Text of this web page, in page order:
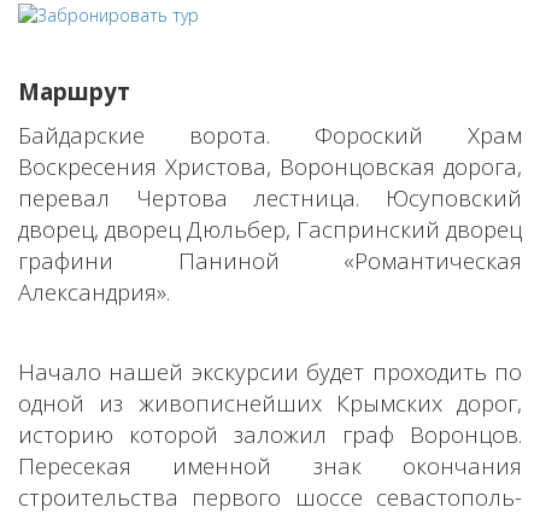
Маршрут
Байдарские ворота. Фороский Храм
Воскресения Христова, Воронцовская дорога,
перевал Чертова лестница. Юсуповский
дворец, дворец Дюльбер, Гаспринский дворец
графини Паниной «Романтическая
Александрия».
Начало нашей экскурсии будет проходить по
одной из живописнейших Крымских дорог,
историю которой заложил граф Воронцов.
Пересекая именной знак окончания
строительства первого шоссе севастополь-